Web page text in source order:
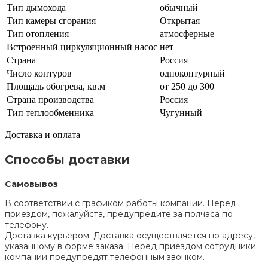
Тип дымохода
обычный
Тип камеры сгорания
Открытая
Тип отопления
атмосферные
Встроенный циркуляционный насос нет
Страна
Россия
Число контуров
одноконтурный
Площадь обогрева, кв.м
от 250 до 300
Страна производства
Россия
Тип теплообменника
Чугунный
Доставка и оплата
Способы доставки
Самовывоз
В соответствии с графиком работы компании. Перед
приездом, пожалуйста, предупредите за полчаса по
телефону.
Доставка курьером. Доставка осуществляется по адресу,
указанному в форме заказа. Перед приездом сотрудники
компании предупредят телефонным звонком.